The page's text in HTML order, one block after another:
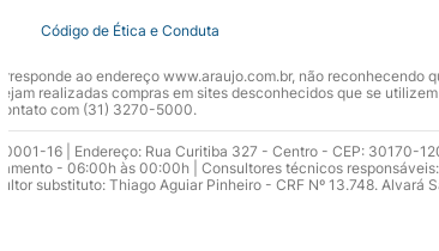
Código de Ética e Conduta
ao endereço www.araujo.com.br, não reconhecendo
realizadas compras em sites desconhecidos que se
com (31) 3270-5000.
16 | Endereço: Rua Curitiba 327 - Centro - CEP: 30170-
- 06:00h às 00:00h | Consultores técnicos responsáveis:
substituto: Thiago Aguiar Pinheiro - CRF Nº 13.748.